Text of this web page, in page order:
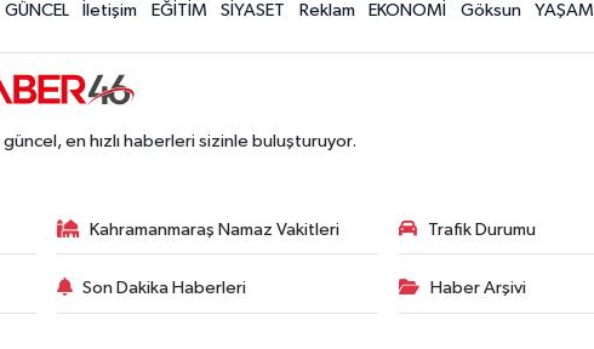
GÜNCEL İletişim EĞİTİM SİYASET Reklam EKONOMİ Göksun YAŞAM
en hızlı haberleri sizinle buluşturuyor.
Kahramanmaraş Namaz Vakitleri Trafik Durumu
Son Dakika Haberleri Haber Arşivi